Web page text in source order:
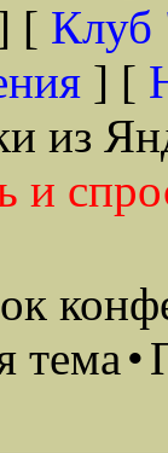
[ Клуб
] [
из
и
тема•